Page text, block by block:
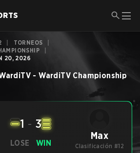
TORNEOS
20, 2026
- WardiTV Championship
LOSE
1 - 3
WIN
Max
Clasificación #12